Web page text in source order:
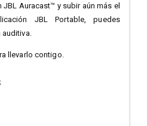
Auracast™ y subir aún más el
JBL Portable, puedes
llevarlo contigo.